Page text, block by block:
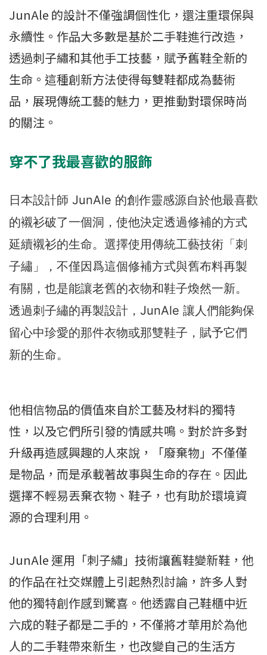
JunAle 的設計不僅強調個性化，還注重環保與
永續性。作品大多數是基於二手鞋進行改造，
透過刺子繡和其他手工技藝，賦予舊鞋全新的
生命。這種創新方法使得每雙鞋都成為藝術
品，展現傳統工藝的魅力，更推動對環保時尚
的關注。
穿不了我最喜歡的服飾
日本設計師 JunAle 的創作靈感源自於他最喜歡
的襯衫破了一個洞，使他決定透過修補的方式
延續襯衫的生命。選擇使用傳統工藝技術「刺
子繡」，不僅因爲這個修補方式與舊布料再製
有關，也是能讓老舊的衣物和鞋子煥然一新。
透過刺子繡的再製設計，JunAle 讓人們能夠保
留心中珍愛的那件衣物或那雙鞋子，賦予它們
新的生命。
他相信物品的價值來自於工藝及材料的獨特
性，以及它們所引發的情感共鳴。對於許多對
升級再造感興趣的人來說，「廢棄物」不僅僅
是物品，而是承載著故事與生命的存在。因此
選擇不輕易丟棄衣物、鞋子，也有助於環境資
源的合理利用。
JunAle 運用「刺子繡」技術讓舊鞋變新鞋，他
的作品在社交媒體上引起熱烈討論，許多人對
他的獨特創作感到驚喜。他透露自己鞋櫃中近
六成的鞋子都是二手的，不僅將才華用於為他
人的二手鞋帶來新生，也改變自己的生活方